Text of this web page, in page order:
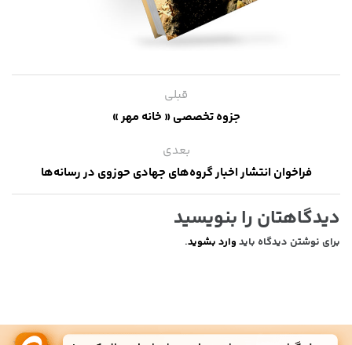
قبلی
جزوه تخصصی « خانه مهر »
بعدی
فراخوان انتشار اخبار گروه‌های جهادی حوزوی در رسانه‌ها
دیدگاهتان را بنویسید
برای نوشتن دیدگاه باید وارد بشوید.